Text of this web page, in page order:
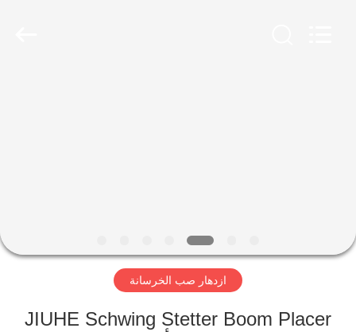
عرض
الافتراضي
ازدهار صب الخرسانة
JIUHE Schwing Stetter Boom Placer